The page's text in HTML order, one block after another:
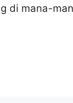
di mana-